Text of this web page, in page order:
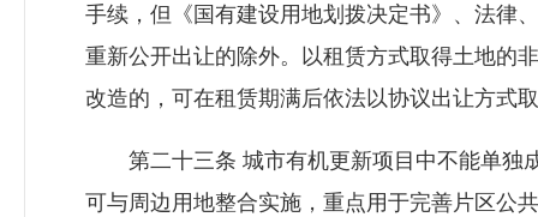
手续，但《国有建设用地划拨决定书》、法律
重新公开出让的除外。以租赁方式取得土地的
改造的，可在租赁期满后依法以协议出让方式
第二十三条 城市有机更新项目中不能单独
可与周边用地整合实施，重点用于完善片区公